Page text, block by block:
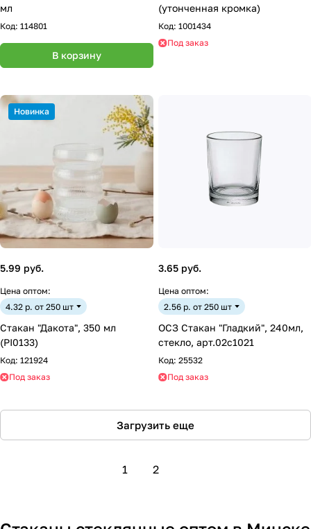
мл
Код: 114801
В корзину
(утонченная кромка)
Код: 1001434
Под заказ
Новинка
5.99 руб.
Цена оптом:
4.32 р. от 250 шт
Стакан "Дакота", 350 мл
(PI0133)
Код: 121924
Под заказ
3.65 руб.
Цена оптом:
2.56 р. от 250 шт
ОСЗ Стакан "Гладкий", 240мл,
стекло, арт.02с1021
Код: 25532
Под заказ
Загрузить еще
1 2